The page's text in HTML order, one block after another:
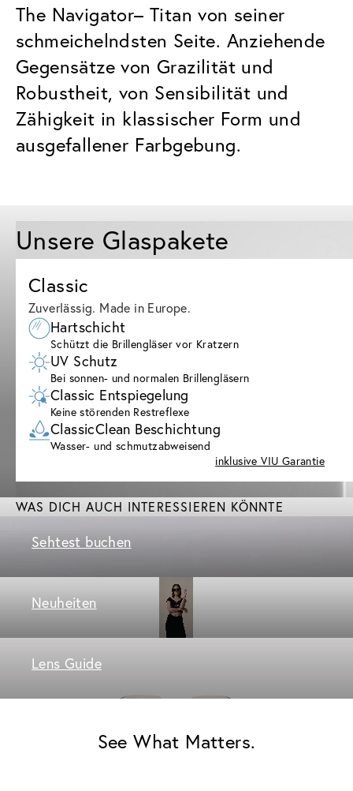
The Navigator– Titan von seiner
schmeichelndsten Seite. Anziehende
Gegensätze von Grazilität und
Robustheit, von Sensibilität und
Zähigkeit in klassischer Form und
ausgefallener Farbgebung.
Unsere Glaspakete
Classic
Zuverlässig. Made in Europe.
Hartschicht
Schützt die Brillengläser vor Kratzern
UV Schutz
Bei sonnen- und normalen Brillengläsern
Classic Entspiegelung
Keine störenden Restreflexe
ClassicClean Beschichtung
Wasser- und schmutzabweisend
inklusive VIU Garantie
WAS DICH AUCH INTERESSIEREN KÖNNTE
Sehtest buchen
Neuheiten
Lens Guide
See What Matters.